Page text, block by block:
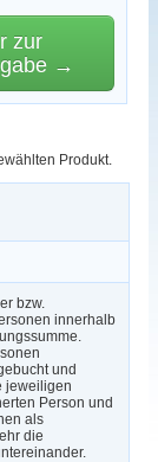
zur
→
Produkt.
bzw.
innerhalb
und
jeweiligen
Person und
als
die